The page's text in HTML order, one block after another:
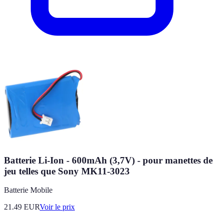
Batterie Li-Ion - 600mAh (3,7V) - pour manettes de
jeu telles que Sony MK11-3023
Batterie Mobile
21.49 EURVoir le prix